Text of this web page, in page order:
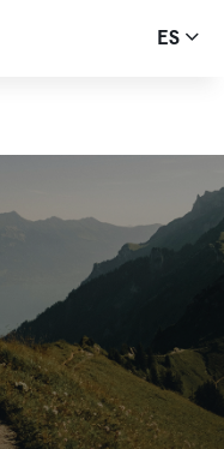
ES